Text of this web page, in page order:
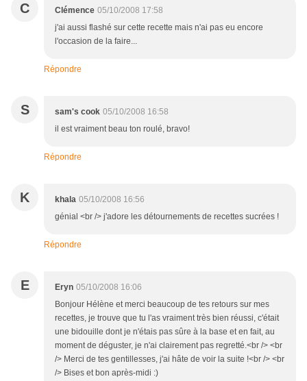
C Clémence 05/10/2008 17:58
j'ai aussi flashé sur cette recette mais n'ai pas eu encore
l'occasion de la faire...
Répondre
S sam's cook 05/10/2008 16:58
il est vraiment beau ton roulé, bravo!
Répondre
K khala 05/10/2008 16:56
génial <br /> j'adore les détournements de recettes sucrées !
Répondre
E Eryn 05/10/2008 16:06
Bonjour Hélène et merci beaucoup de tes retours sur mes
recettes, je trouve que tu l'as vraiment très bien réussi, c'était
une bidouille dont je n'étais pas sûre à la base et en fait, au
moment de déguster, je n'ai clairement pas regretté.<br /> <br
/> Merci de tes gentillesses, j'ai hâte de voir la suite !<br /> <br
/> Bises et bon après-midi :)